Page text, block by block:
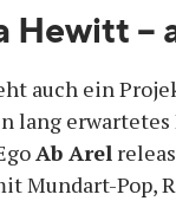
Hewitt –
auch ein
lang
Ab Arel
Mundart-Pop,